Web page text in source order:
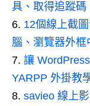
具、取得追蹤碼
12個線上截
腦、瀏覽器外框
讓
YARPP 外掛教
savieo 線上